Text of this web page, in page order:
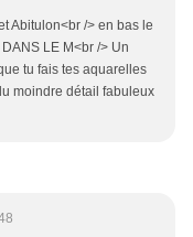
Abitulon<br /> en bas le
LE M<br /> Un
tu fais tes aquarelles
moindre détail fabuleux